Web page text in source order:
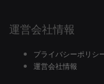
運営会社情報
プライバシーポリシ
運営会社情報